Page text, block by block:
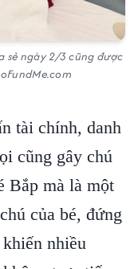
sẻ ngày 2/3 cũng được
tài chính, danh
cũng gây chú
Bắp mà là một
của bé, đứng
nhiều